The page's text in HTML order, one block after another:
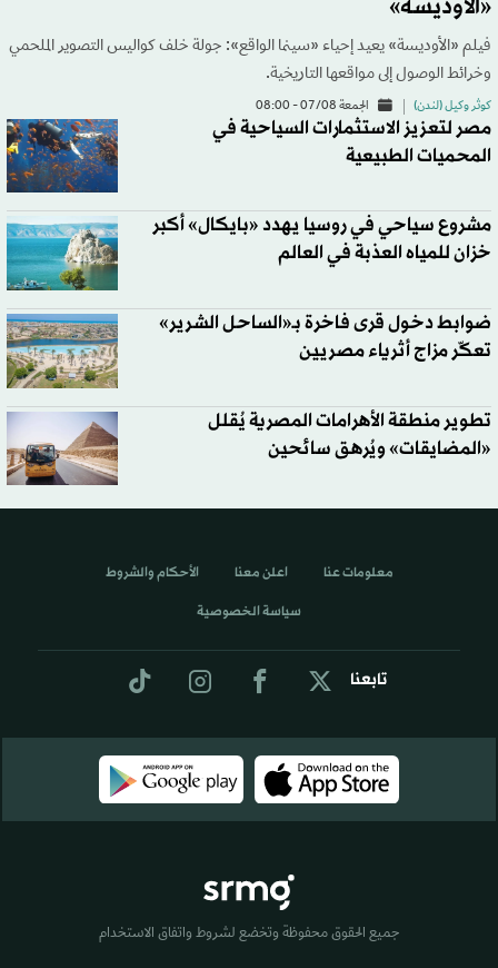
«الأوديسة»
فيلم «الأوديسة» يعيد إحياء «سينما الواقع»: جولة خلف كواليس التصوير الملحمي
وخرائط الوصول إلى مواقعها التاريخية.
كوثر وكيل (لندن) الجمعة 07/08 - 08:00
مصر لتعزيز الاستثمارات السياحية في
المحميات الطبيعية
مشروع سياحي في روسيا يهدد «بايكال» أكبر
خزان للمياه العذبة في العالم
ضوابط دخول قرى فاخرة بـ«الساحل الشرير»
تعكّر مزاج أثرياء مصريين
تطوير منطقة الأهرامات المصرية يُقلل
«المضايقات» ويُرهق سائحين
تابعنا
معلومات عنا اعلن معنا الأحكام والشروط
سياسة الخصوصية
جميع الحقوق محفوظة وتخضع لشروط واتفاق الاستخدام